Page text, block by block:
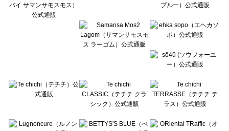
Wpc.（ワールドパーティー）のその他雑貨一覧